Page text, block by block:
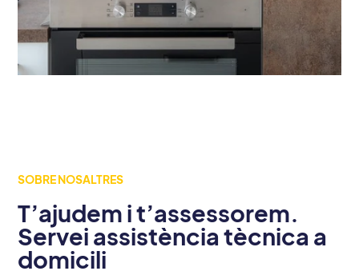
SOBRE NOSALTRES
T’ajudem i t’assessorem.
Servei assistència tècnica a
domicili